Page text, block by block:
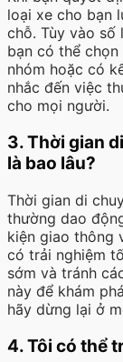
loại xe cho bạn
chỗ. Tùy vào số
bạn có thể
nhóm hoặc có
nhắc đến việc
cho mọi người.
3. Thời gian
là bao lâu?
Thời gian di
thường dao
kiện giao thông
có trải nghiệm
sớm và tránh
này để khám
hãy dừng lại ở
4. Tôi có thể